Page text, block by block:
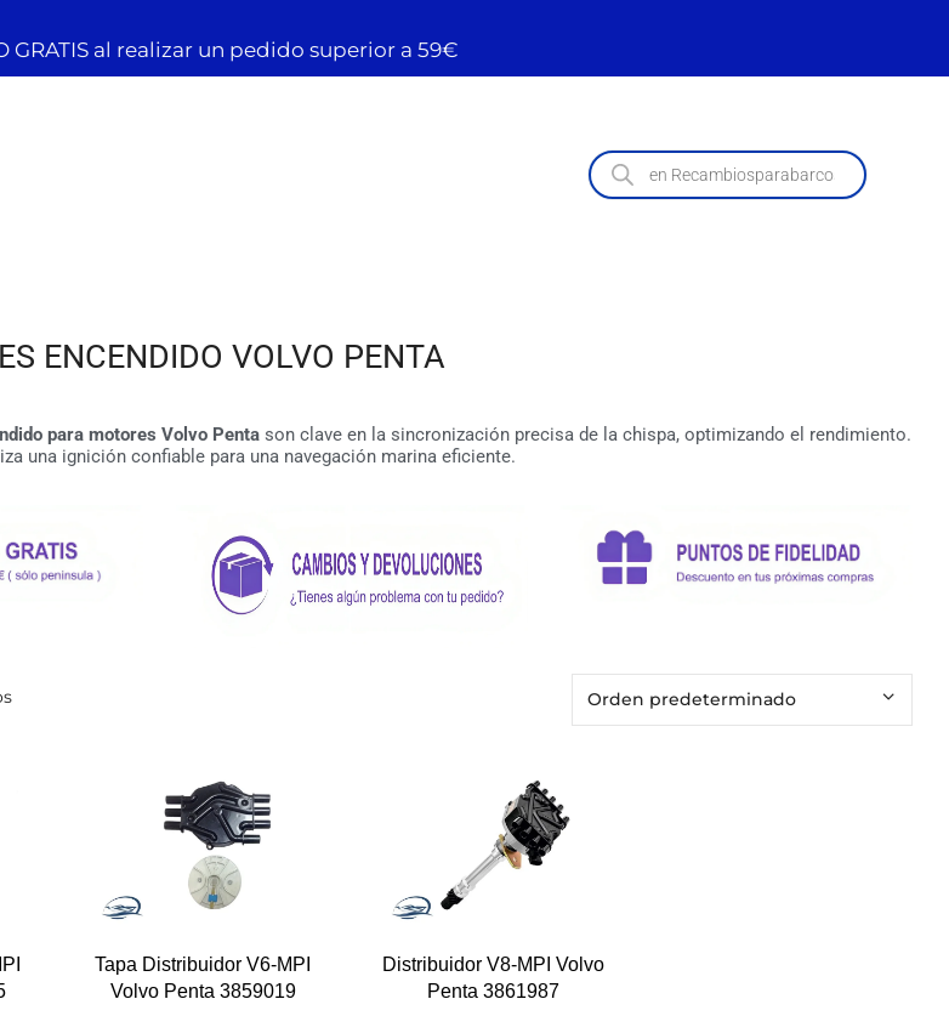
GRATIS al realizar un pedido superior a 59€
ENCENDIDO VOLVO PENTA
para motores Volvo Penta son clave en la sincronización precisa de la chispa, optimizando el rendimiento.
una ignición confiable para una navegación marina eficiente.
Tapa Distribuidor V6-MPI
Volvo Penta 3859019
Distribuidor V8-MPI Volvo
Penta 3861987